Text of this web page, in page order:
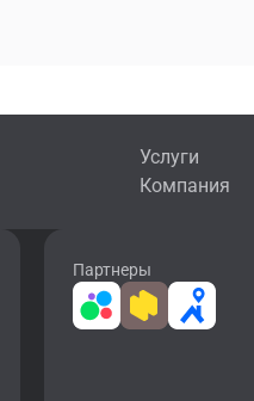
Услуги
Компания
Партнеры